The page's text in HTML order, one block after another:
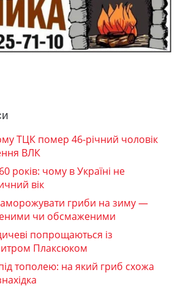
ТЦК помер 46-річний чоловік
ВЛК
років: чому в Україні не
вік
гриби на зиму —
чи обсмаженими
попрощаються із
Плаксюком
тополею: на який гриб схожа